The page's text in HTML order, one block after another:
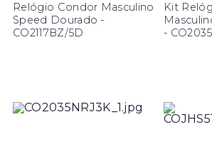
Relógio Condor Masculino
Speed Dourado -
CO2117BZ/5D
Kit
-